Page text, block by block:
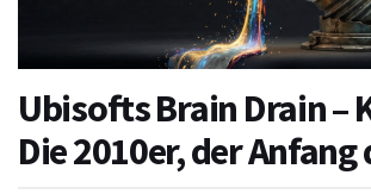
Ubisofts Brain Drain –
Die 2010er, der Anfang